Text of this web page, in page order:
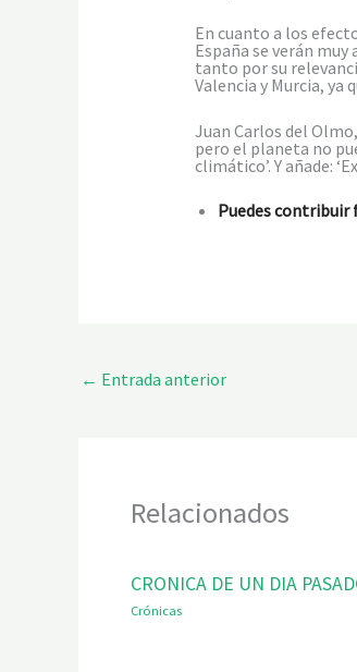
En cuanto a los
España se verán
tanto por su
Valencia y Murcia, ya
Juan Carlos del
pero el planeta no
climático’. Y añade:
Puedes
← Entrada anterior
Relacionados
CRONICA DE UN DIA
Crónicas